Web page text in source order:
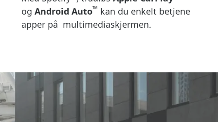
og Android Auto™ kan du enkelt betjene
apper på multimediaskjermen.